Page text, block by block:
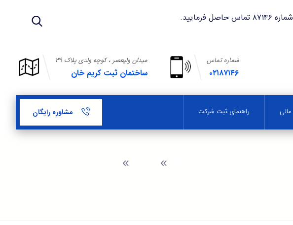
میدان ولیعصر ، کوچه ولدی پلاک ۳۹
ساختمان ثبت کریم خان
شماره تماس
۰۲۱۸۷۱۴۶
راهنمای ثبت شرکت مشاوره رایگان